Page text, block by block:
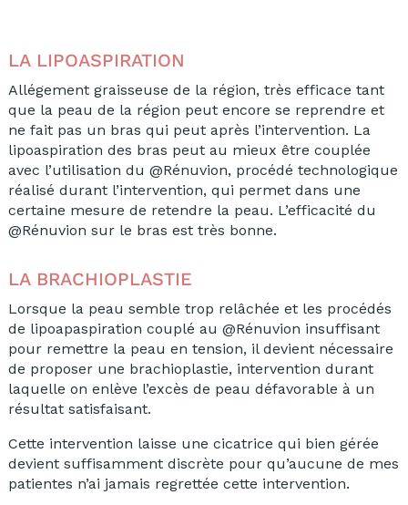
LA LIPOASPIRATION
Allégement graisseuse de la région, très efficace tant
que la peau de la région peut encore se reprendre et
ne fait pas un bras qui peut après l’intervention. La
lipoaspiration des bras peut au mieux être couplée
avec l’utilisation du @Rénuvion, procédé technologique
réalisé durant l’intervention, qui permet dans une
certaine mesure de retendre la peau. L’efficacité du
@Rénuvion sur le bras est très bonne.
LA BRACHIOPLASTIE
Lorsque la peau semble trop relâchée et les procédés
de lipoapaspiration couplé au @Rénuvion insuffisant
pour remettre la peau en tension, il devient nécessaire
de proposer une brachioplastie, intervention durant
laquelle on enlève l’excès de peau défavorable à un
résultat satisfaisant.
Cette intervention laisse une cicatrice qui bien gérée
devient suffisamment discrète pour qu’aucune de mes
patientes n’ai jamais regrettée cette intervention.